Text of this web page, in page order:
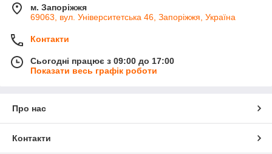
м. Запоріжжя
69063, вул. Університетська 46, Запоріжжя, Україна
Контакти
Сьогодні працює з 09:00 до 17:00
Показати весь графік роботи
Про нас
Контакти